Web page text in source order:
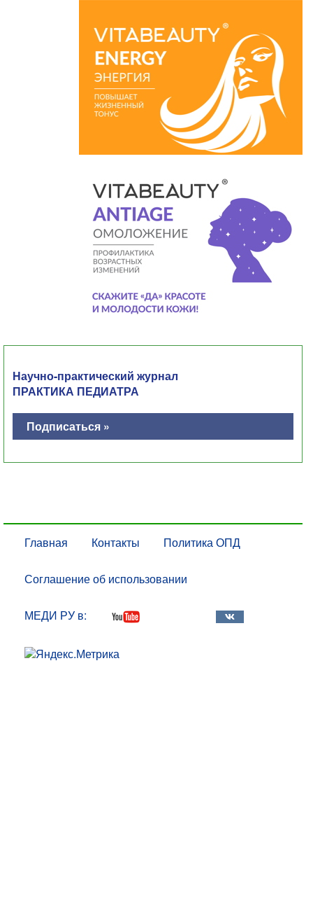
Научно-практический журнал
ПРАКТИКА ПЕДИАТРА
Подписаться »
Главная Контакты Политика ОПД
Соглашение об использовании
МЕДИ РУ в: